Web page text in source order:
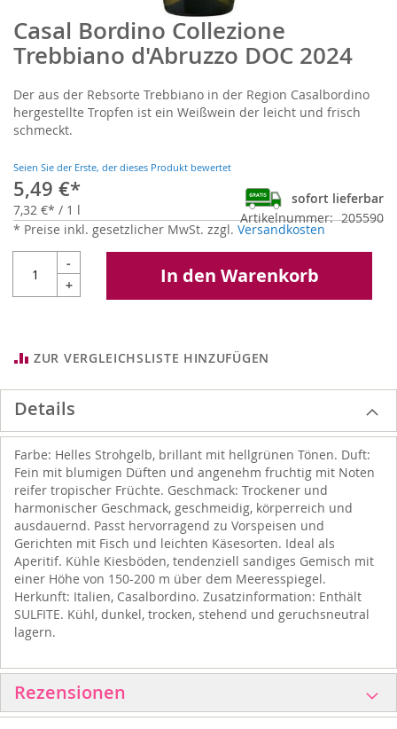
Casal Bordino Collezione
Trebbiano d'Abruzzo DOC 2024
Der aus der Rebsorte Trebbiano in der Region Casalbordino
hergestellte Tropfen ist ein Weißwein der leicht und frisch
schmeckt.
Seien Sie der Erste, der dieses Produkt bewertet
5,49 €
7,32 € / 1 l
sofort lieferbar
Artikelnummer
205590
* Preise inkl. gesetzlicher MwSt. zzgl. Versandkosten
-
+
In den Warenkorb
ZUR VERGLEICHSLISTE HINZUFÜGEN
Zum
Anfang
der
springen
Details
Farbe: Helles Strohgelb, brillant mit hellgrünen Tönen. Duft:
Fein mit blumigen Düften und angenehm fruchtig mit Noten
reifer tropischer Früchte. Geschmack: Trockener und
harmonischer Geschmack, geschmeidig, körperreich und
ausdauernd. Passt hervorragend zu Vorspeisen und
Gerichten mit Fisch und leichten Käsesorten. Ideal als
Aperitif. Kühle Kiesböden, tendenziell sandiges Gemisch mit
einer Höhe von 150-200 m über dem Meeresspiegel.
Herkunft: Italien, Casalbordino. Zusatzinformation: Enthält
SULFITE. Kühl, dunkel, trocken, stehend und geruchsneutral
lagern.
Rezensionen